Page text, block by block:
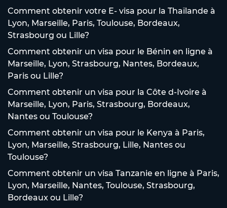
Comment obtenir votre E- visa pour la Thaïlande à
Lyon, Marseille, Paris, Toulouse, Bordeaux,
Strasbourg ou Lille?
Comment obtenir un visa pour le Bénin en ligne à
Marseille, Lyon, Strasbourg, Nantes, Bordeaux,
Paris ou Lille?
Comment obtenir un visa pour la Côte d-Ivoire à
Marseille, Lyon, Paris, Strasbourg, Bordeaux,
Nantes ou Toulouse?
Comment obtenir un visa pour le Kenya à Paris,
Lyon, Marseille, Strasbourg, Lille, Nantes ou
Toulouse?
Comment obtenir un visa Tanzanie en ligne à Paris,
Lyon, Marseille, Nantes, Toulouse, Strasbourg,
Bordeaux ou Lille?